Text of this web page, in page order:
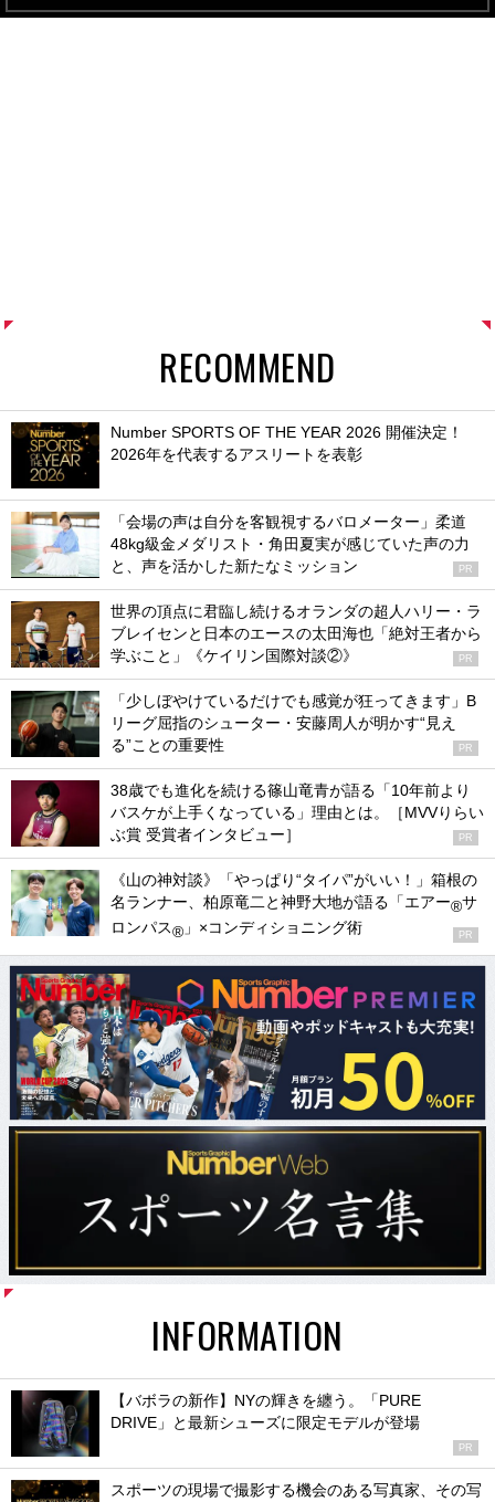
RECOMMEND
Number SPORTS OF THE YEAR 2026 開催決定！
2026年を代表するアスリートを表彰
「会場の声は自分を客観視するバロメーター」柔道
48kg級金メダリスト・角田夏実が感じていた声の力
と、声を活かした新たなミッション
PR
世界の頂点に君臨し続けるオランダの超人ハリー・ラ
ブレイセンと日本のエースの太田海也「絶対王者から
学ぶこと」《ケイリン国際対談②》
PR
「少しぼやけているだけでも感覚が狂ってきます」B
リーグ屈指のシューター・安藤周人が明かす“見え
る”ことの重要性
PR
38歳でも進化を続ける篠山竜青が語る「10年前より
バスケが上手くなっている」理由とは。［MVVりらい
ぶ賞 受賞者インタビュー］
PR
《山の神対談》「やっぱり“タイパ”がいい！」箱根の
名ランナー、柏原竜二と神野大地が語る「エアー®サ
ロンパス® 」×コンディショニング術 PR
INFORMATION
【バボラの新作】NYの輝きを纏う。「PURE
DRIVE」と最新シューズに限定モデルが登場
PR
スポーツの現場で撮影する機会のある写真家、その写